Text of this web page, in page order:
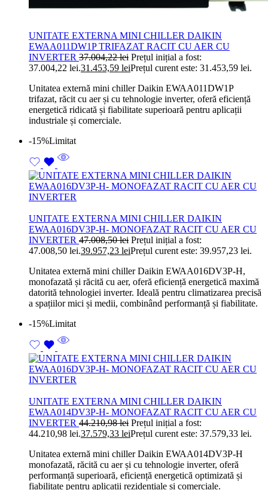
UNITATE EXTERNA MINI CHILLER DAIKIN
EWAA011DW1P TRIFAZAT RACIT CU AER CU
INVERTER 37.004,22lei Prețul inițial a fost:
37.004,22 lei.31.453,59 leiPrețul curent este: 31.453,59 lei.
Unitatea externă mini chiller Daikin EWAA011DW1P
trifazat, răcit cu aer și cu tehnologie inverter, oferă eficiență
energetică ridicată și fiabilitate superioară pentru aplicații
industriale și comerciale.
-15%Limitat
UNITATE EXTERNA MINI CHILLER DAIKIN
EWAA016DV3P-H- MONOFAZAT RACIT CU AER CU
INVERTER 47.008,50lei Prețul inițial a fost:
47.008,50 lei.39.957,23 leiPrețul curent este: 39.957,23 lei.
Unitatea externă mini chiller Daikin EWAA016DV3P-H,
monofazată și răcită cu aer, oferă eficiență energetică maximă
datorită tehnologiei inverter. Ideală pentru climatizarea precisă
a spațiilor mici și medii, combinând performanță și fiabilitate.
-15%Limitat
UNITATE EXTERNA MINI CHILLER DAIKIN
EWAA014DV3P-H- MONOFAZAT RACIT CU AER CU
INVERTER 44.210,98lei Prețul inițial a fost:
44.210,98 lei.37.579,33 leiPrețul curent este: 37.579,33 lei.
Unitatea externă mini chiller Daikin EWAA014DV3P-H
monofazată, răcită cu aer și cu tehnologie inverter, oferă
performanță superioară, eficiență energetică optimizată și
fiabilitate pentru aplicații rezidențiale și comerciale.